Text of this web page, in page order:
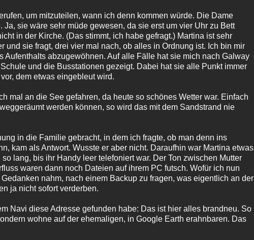
um mitzuteilen, wann ich denn kommen würde. Die Dame
sie wäre sehr müde gewesen, da sie erst um vier Uhr zu Bett
in der Kirche. (Das stimmt, ich habe gefragt.) Martina ist sehr
sie fragt, drei vier mal nach, ob alles in Ordnung ist. Ich bin mir
Aufenthalts abzugewöhnen. Auf alle Fälle hat sie mich nach Galway
und die Busstationen gezeigt. Dabei hat sie alle Punkt immer
dem etwas eingebleut wird.
mal an die See gefahren, da heute so schönes Wetter war. Einfach
werden können, so wird das mit dem Sandstrand nie
in die Familie gebracht, in dem ich fragte, ob man denn ins
kam als Antwort. Wusste er aber nicht. Daraufhin war Martina etwas
lang, bis ihr Handy leer telefoniert war. Der Ton zwischen Mutter
waren dann noch Dateien auf ihrem PC futsch. Wofür ich nun
nahm, nach einem Backup zu fragen, was eigentlich an der
ja nicht sofort verderben.
Navi diese Adresse gefunden habe: Das ist hier alles brandneu. So
wohne auf der ehemaligen, in Google Earth erahnbaren. Das